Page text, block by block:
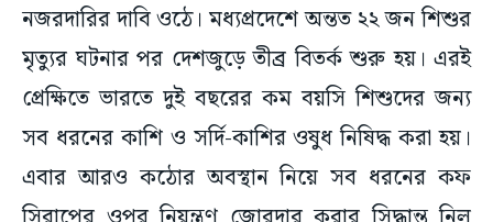
নজরদারির দাবি ওঠে। মধ্যপ্রদেশে অন্তত ২২ জন শিশুর
মৃত্যুর ঘটনার পর দেশজুড়ে তীব্র বিতর্ক শুরু হয়। এরই
প্রেক্ষিতে ভারতে দুই বছরের কম বয়সি শিশুদের জন্য
সব ধরনের কাশি ও সর্দি-কাশির ওষুধ নিষিদ্ধ করা হয়।
এবার আরও কঠোর অবস্থান নিয়ে সব ধরনের কফ